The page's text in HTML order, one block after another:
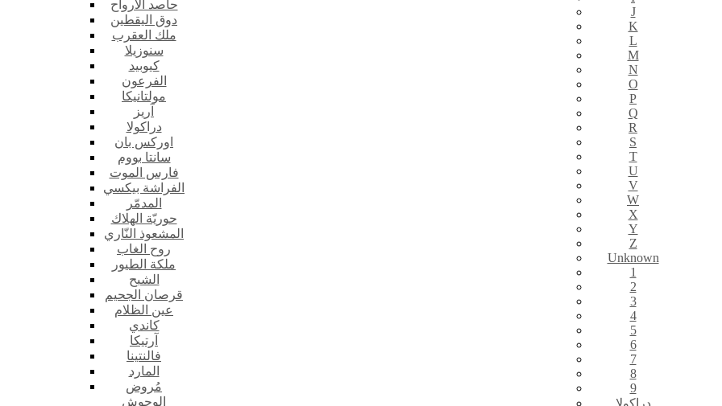
حاصد الأرواح
دوق اليقطين
ملك العقرب
سنوزيلا
كيوبيد
الفرعون
مولتانيكا
آريز
دراكولا
اوركس بان
سانتا بووم
فارس الموت
الفراشة بيكسي
المدمّر
حوريّة الهلاك
المشعوذ النّاري
روح الغاب
ملكة الطيور
الشبح
قرصان الجحيم
عين الظلام
كاندي
آرتيكا
فالنتينا
المارد
مُروض
الوحوش
J
K
L
M
N
O
P
Q
R
S
T
U
V
W
X
Y
Z
Unknown
1
2
3
4
5
6
7
8
9